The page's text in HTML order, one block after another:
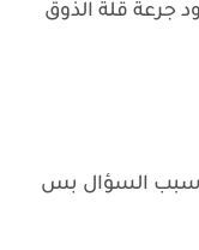
جرعة قلة الذوق
السؤال بس